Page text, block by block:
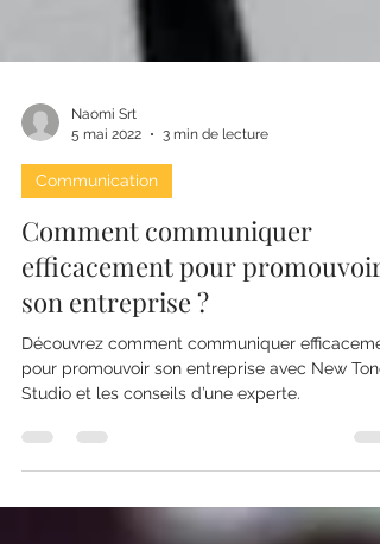
5 mai 2022
Communication
Comment communiquer
efficacement pour promouvoir
son entreprise ?
Découvrez comment communiquer
Studio et les conseils d’une experte.